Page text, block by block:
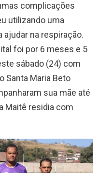
complicações
utilizando uma
ajudar na respiração.
foi por 6 meses e 5
sábado (24) com
Santa Maria Beto
sua mãe até
Maitê residia com